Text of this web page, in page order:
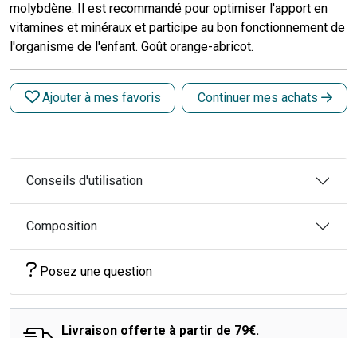
molybdène. Il est recommandé pour optimiser l'apport en
vitamines et minéraux et participe au bon fonctionnement de
l'organisme de l'enfant. Goût orange-abricot.
Ajouter à mes favoris Continuer mes achats
Conseils d'utilisation
Composition
Posez une question
Livraison offerte à partir de 79€.